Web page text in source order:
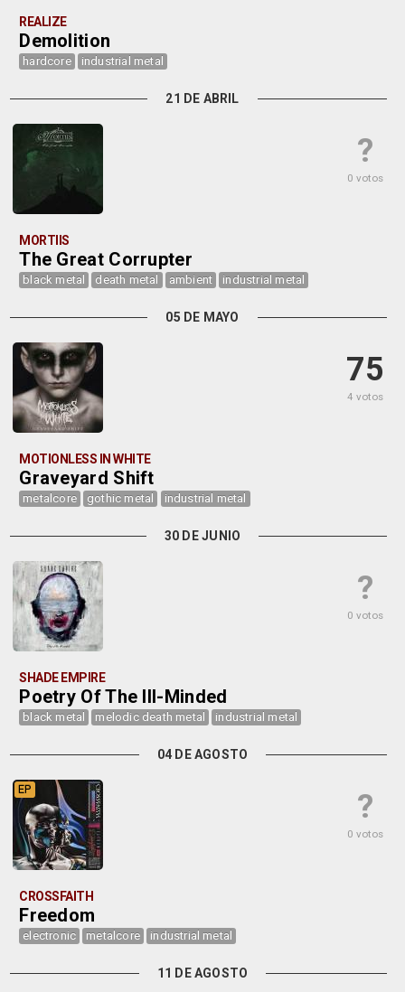
REALIZE
Demolition
hardcore industrial metal
21 DE ABRIL
?
0 votos
MORTIIS
The Great Corrupter
black metal death metal ambient industrial metal
05 DE MAYO
75
4 votos
MOTIONLESS IN WHITE
Graveyard Shift
metalcore gothic metal industrial metal
30 DE JUNIO
?
0 votos
SHADE EMPIRE
Poetry Of The Ill-Minded
black metal melodic death metal industrial metal
04 DE AGOSTO
?
0 votos
EP
CROSSFAITH
Freedom
electronic metalcore industrial metal
11 DE AGOSTO